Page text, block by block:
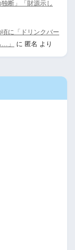
断」「財源示し
に「ドリンクバー
」
に 匿名 より